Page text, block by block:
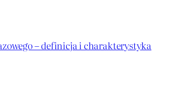
– definicja i charakterystyka